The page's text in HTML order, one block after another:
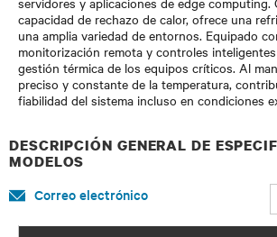
capacidad de rechazo de calor, ofrece una
una amplia variedad de entornos. Equipado
monitorización remota y controles
gestión térmica de los equipos críticos. Al
preciso y constante de la temperatura,
fiabilidad del sistema incluso en condiciones
DESCRIPCIÓN GENERAL DE
MODELOS
Correo electrónico